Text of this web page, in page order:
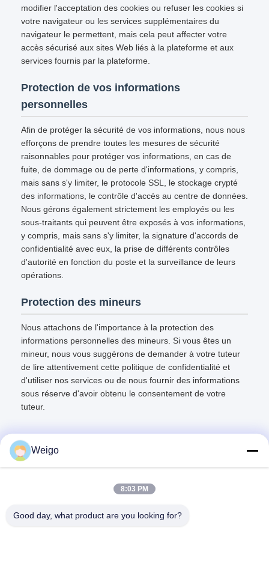
modifier l'acceptation des cookies ou refuser les cookies si
votre navigateur ou les services supplémentaires du
navigateur le permettent, mais cela peut affecter votre
accès sécurisé aux sites Web liés à la plateforme et aux
services fournis par la plateforme.
Protection de vos informations
personnelles
Afin de protéger la sécurité de vos informations, nous nous
efforçons de prendre toutes les mesures de sécurité
raisonnables pour protéger vos informations, en cas de
fuite, de dommage ou de perte d'informations, y compris,
mais sans s'y limiter, le protocole SSL, le stockage crypté
des informations, le contrôle d'accès au centre de données.
Nous gérons également strictement les employés ou les
sous-traitants qui peuvent être exposés à vos informations,
y compris, mais sans s'y limiter, la signature d'accords de
confidentialité avec eux, la prise de différents contrôles
d'autorité en fonction du poste et la surveillance de leurs
opérations.
Protection des mineurs
Nous attachons de l'importance à la protection des
informations personnelles des mineurs. Si vous êtes un
mineur, nous vous suggérons de demander à votre tuteur
de lire attentivement cette politique de confidentialité et
d'utiliser nos services ou de nous fournir des informations
sous réserve d'avoir obtenu le consentement de votre
tuteur.
Adresse
Weigo
8:03 PM
Good day, what product are you looking for?